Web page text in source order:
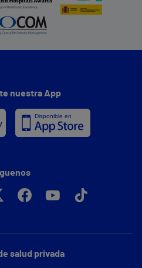
salud privada
nuestra App